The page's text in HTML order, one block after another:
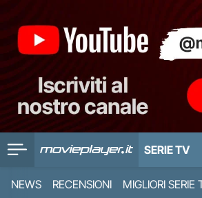
SERIE TV
NEWS RECENSIONI MIGLIORI SERIE